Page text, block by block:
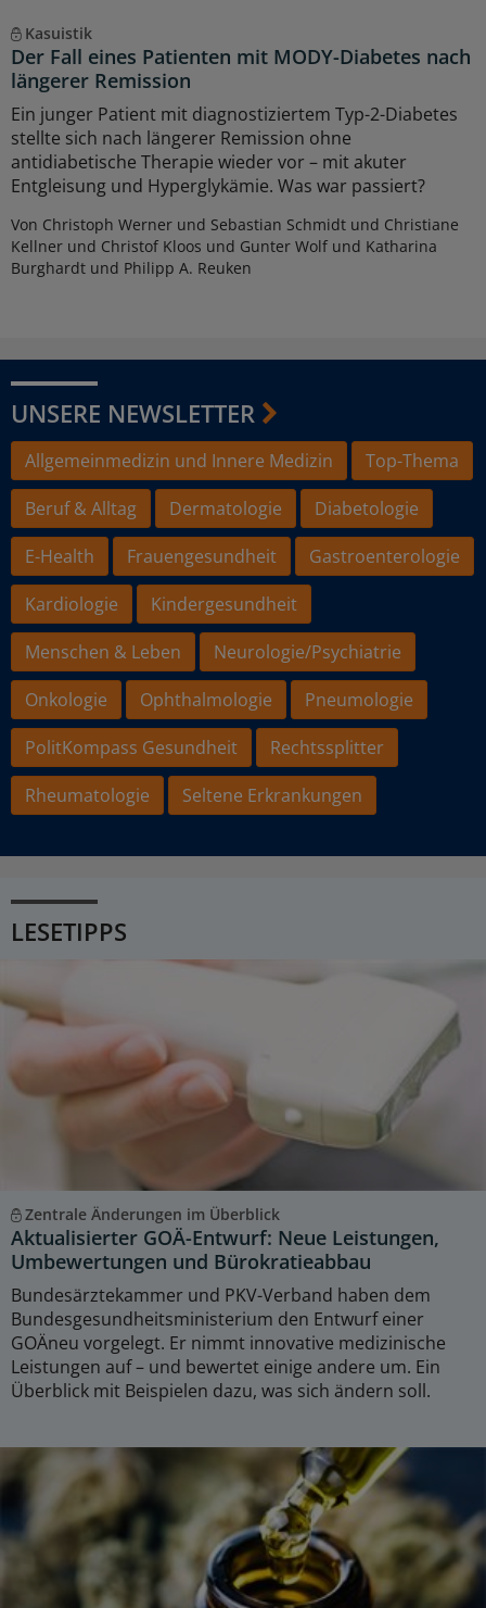
Kasuistik
Der Fall eines Patienten mit MODY-Diabetes nach
längerer Remission
Ein junger Patient mit diagnostiziertem Typ-2-Diabetes
stellte sich nach längerer Remission ohne
antidiabetische Therapie wieder vor – mit akuter
Entgleisung und Hyperglykämie. Was war passiert?
Von Christoph Werner und Sebastian Schmidt und Christiane
Kellner und Christof Kloos und Gunter Wolf und Katharina
Burghardt und Philipp A. Reuken
UNSERE NEWSLETTER
Allgemeinmedizin und Innere Medizin
Top-Thema
Beruf & Alltag
Dermatologie
Diabetologie
E-Health
Frauengesundheit
Gastroenterologie
Kardiologie
Kindergesundheit
Menschen & Leben
Neurologie/Psychiatrie
Onkologie
Ophthalmologie
Pneumologie
PolitKompass Gesundheit
Rechtssplitter
Rheumatologie
Seltene Erkrankungen
LESETIPPS
Zentrale Änderungen im Überblick
Aktualisierter GOÄ-Entwurf: Neue Leistungen,
Umbewertungen und Bürokratieabbau
Bundesärztekammer und PKV-Verband haben dem
Bundesgesundheitsministerium den Entwurf einer
GOÄneu vorgelegt. Er nimmt innovative medizinische
Leistungen auf – und bewertet einige andere um. Ein
Überblick mit Beispielen dazu, was sich ändern soll.